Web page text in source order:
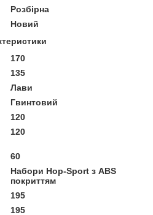
Розбірна
Новий
170
135
Лави
Гвинтовий
120
120
60
Набори Hop-Sport з ABS
покриттям
195
195